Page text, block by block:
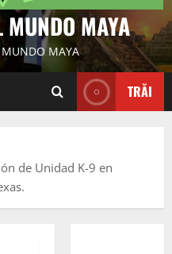
MUNDO MAYA
MUNDO MAYA
TRĂI
de Unidad K-9 en